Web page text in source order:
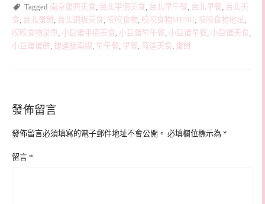
Tagged 南京復興美食, 台北平價美食, 台北早午餐 , 台北早餐 , 台北美
食, 台北蛋餅, 台北銅板美食, 咬咬食物, 咬咬食物MENU, 咬咬食物地址,
咬咬食物菜單, 小巨蛋平價美食, 小巨蛋早午餐 , 小巨蛋早餐 , 小巨蛋美食,
小巨蛋蛋餅, 捷運板南線, 早午餐 , 早餐 , 育達美食, 蛋餅
發佈留言
發佈留言必須填寫的電子郵件地址不會公開。 必填欄位標示為 *
留言 *